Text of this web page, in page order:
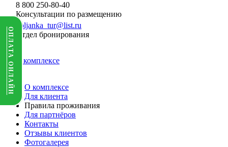
8 800 250-80-40
Консультации по размещению
voljanka_tur@list.ru
Отдел бронирования
О комплексе
О комплексе
Для клиента
Правила проживания
Для партнёров
Контакты
Отзывы клиентов
Фотогалерея
ОПЛАТА ОНЛАЙН